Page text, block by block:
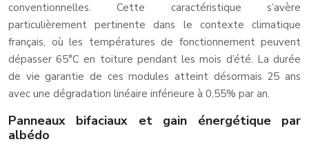
conventionnelles. Cette caractéristique s’avère
particulièrement pertinente dans le contexte climatique
français, où les températures de fonctionnement peuvent
dépasser 65°C en toiture pendant les mois d’été. La durée
de vie garantie de ces modules atteint désormais 25 ans
avec une dégradation linéaire inférieure à 0,55% par an.
Panneaux bifaciaux et gain énergétique par
albédo